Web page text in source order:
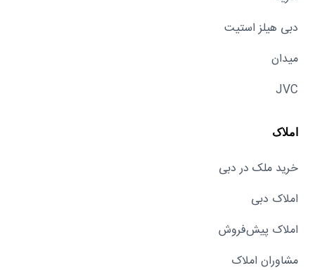
دبی هیلز استیت
میدان
JVC
املاک
خرید ملک در دبی
املاک دبی
املاک پیش‌فروش
مشاوران املاک